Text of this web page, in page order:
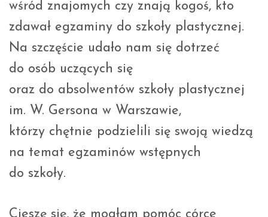
wśród znajomych czy znają kogoś, kto
zdawał egzaminy do szkoły plastycznej.
Na szczęście udało nam się dotrzeć
do osób uczących się
oraz do absolwentów szkoły plastycznej
im. W. Gersona w Warszawie,
którzy chętnie podzielili się swoją wiedzą
na temat egzaminów wstępnych
do szkoły.
Cieszę się, że mogłam pomóc córce